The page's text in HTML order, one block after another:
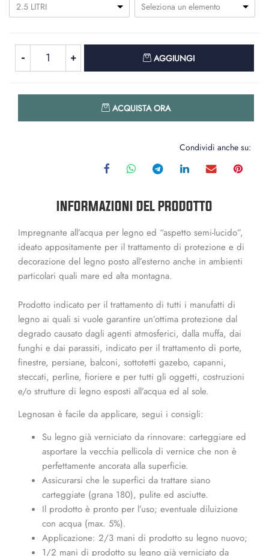
2.5 LITRI
Seleziona un elemento
AGGIUNGI
ACQUISTA ORA
Condividi anche su:
INFORMAZIONI DEL PRODOTTO
Impregnante all’acqua per legno ed “aspetto semi-lucido”,
ideato appositamente per il trattamento di protezione e di
decorazione del legno posto all’esterno anche in ambienti
particolari quali mare ed alta montagna.
Prodotto indicato per il trattamento di tutti i manufatti di
legno ai quali si vuole garantire un’ottima protezione dal
degrado causato dagli agenti atmosferici, dalla muffa, dai
funghi e dai parassiti, indicato per il trattamento di porte,
finestre, persiane, balconi, sottotetti gazebo, capanni,
steccati, perline, fioriere e per tutti gli oggetti, costruzioni
e/o strutture di legno esposti all’acqua ed al sole.
Legnosan è facile da applicare, segui i consigli:
Su legno già verniciato da rinnovare: carteggiare ed
asportare la vecchia pellicola di vernice che non è
perfettamente ancorata alla superficie.
Assicurarsi che le superfici da trattare siano
carteggiate (grana 180), pulite ed asciutte.
Il prodotto è pronto per l’uso; eventuale diluizione
con acqua (max. 5%).
Applicazione: 2/3 mani di prodotto su legno nuovo;
1/2 mani di prodotto su legno già verniciato da